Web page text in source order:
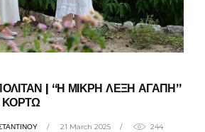
| “Η ΜΙΚΡΗ ΛΕΞΗ ΑΓΑΠΗ”
ΚΟΡΤΩ
21 March 2025 244